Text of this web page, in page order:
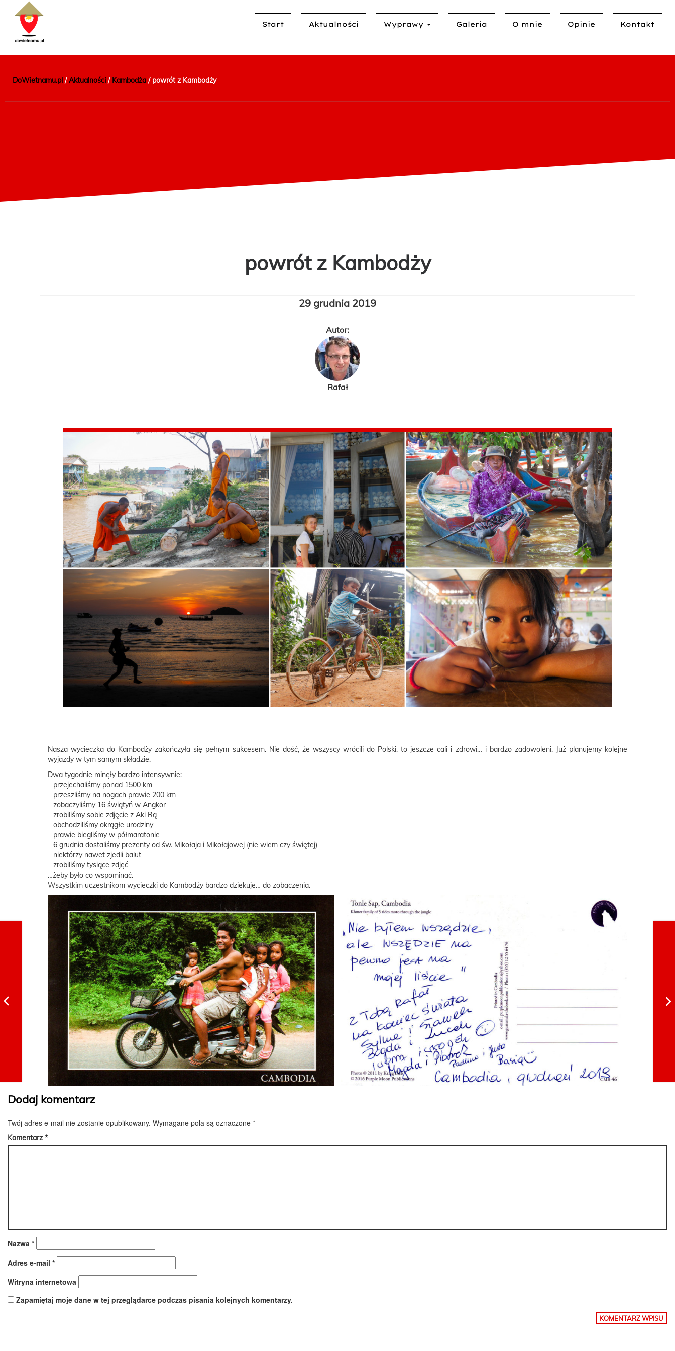
Start Aktualności Wyprawy Galeria O mnie Opinie Kontakt
DoWietnamu.pl /Aktualności / Kambodża / powrót z Kambodży
powrót z Kambodży
29 grudnia 2019
Autor:
Rafał
Nasza wycieczka do Kambodży zakończyła się pełnym sukcesem. Nie dość, że wszyscy wrócili do Polski, to jeszcze cali i zdrowi… i bardzo zadowoleni. Już planujemy kolejne
wyjazdy w tym samym składzie.
Dwa tygodnie minęły bardzo intensywnie:
– przejechaliśmy ponad 1500 km
– przeszliśmy na nogach prawie 200 km
– zobaczyliśmy 16 świątyń w Angkor
– zrobiliśmy sobie zdjęcie z Aki Rą
– obchodziliśmy okrągłe urodziny
– prawie biegliśmy w półmaratonie
– 6 grudnia dostaliśmy prezenty od św. Mikołaja i Mikołajowej (nie wiem czy świętej)
– niektórzy nawet zjedli balut
– zrobiliśmy tysiące zdjęć
…żeby było co wspominać.
Wszystkim uczestnikom wycieczki do Kambodży bardzo dziękuję… do zobaczenia.
Dodaj komentarz
Twój adres e-mail nie zostanie opublikowany. Wymagane pola są oznaczone *
Komentarz*
Nazwa *
Adres e-mail *
Witryna internetowa
Zapamiętaj moje dane w tej przeglądarce podczas pisania kolejnych komentarzy.